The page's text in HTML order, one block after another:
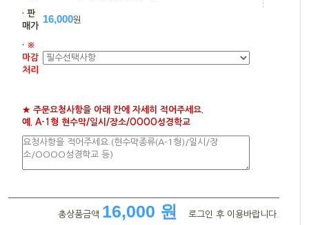
· 판
매가
16,000원
· ※
마감
처리
★ 주문요청사항을 아래 칸에 자세히 적어주세요.
예. A-1형 현수막/일시/장소/OOOO성경학교
총상품금액 16,000 원 로그인 후 이용바랍니다.